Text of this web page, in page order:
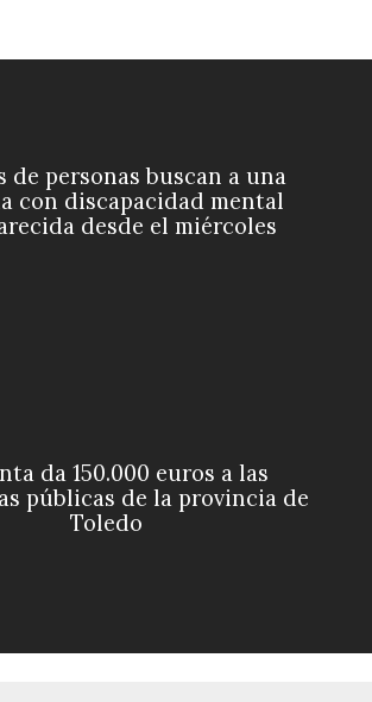
de personas buscan a una
con discapacidad mental
desde el miércoles
da 150.000 euros a las
públicas de la provincia de
Toledo